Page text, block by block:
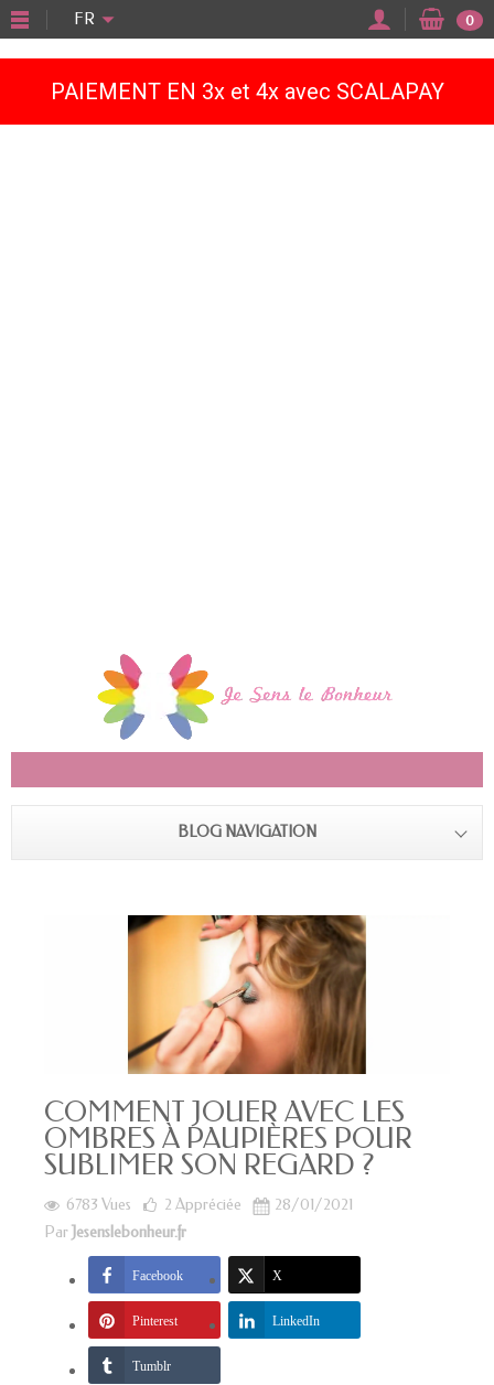
PAIEMENT EN 3x et 4x avec SCALAPAY
FR 0
BLOG NAVIGATION
COMMENT JOUER AVEC LES
OMBRES À PAUPIÈRES POUR
SUBLIMER SON REGARD ?
6783 Vues 2 Appréciée
28/01/2021
ParJesenslebonheur.fr
Facebook X
Pinterest LinkedIn
Tumblr